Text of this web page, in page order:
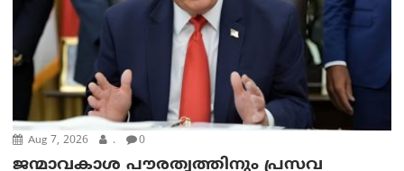
Aug 7, 2026 . 0
ജന്മാവകാശ പൗരത്വത്തിനും പ്രസവ